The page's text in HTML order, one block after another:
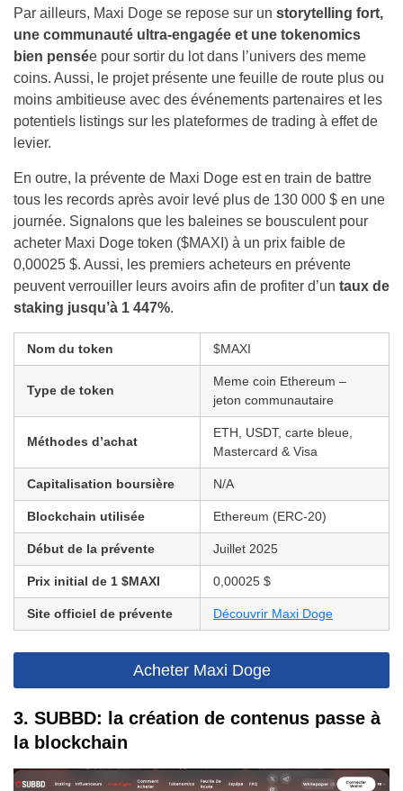
Par ailleurs, Maxi Doge se repose sur un storytelling fort,
une communauté ultra-engagée et une tokenomics
bien pensée pour sortir du lot dans l’univers des meme
coins. Aussi, le projet présente une feuille de route plus ou
moins ambitieuse avec des événements partenaires et les
potentiels listings sur les plateformes de trading à effet de
levier.
En outre, la prévente de Maxi Doge est en train de battre
tous les records après avoir levé plus de 130 000 $ en une
journée. Signalons que les baleines se bousculent pour
acheter Maxi Doge token ($MAXI) à un prix faible de
0,00025 $. Aussi, les premiers acheteurs en prévente
peuvent verrouiller leurs avoirs afin de profiter d’un taux de
staking jusqu’à 1 447%.
Nom du token $MAXI
Type de token
Meme coin Ethereum –
jeton communautaire
Méthodes d’achat
ETH, USDT, carte bleue,
Mastercard & Visa
Capitalisation boursière N/A
Blockchain utilisée Ethereum (ERC-20)
Début de la prévente Juillet 2025
Prix initial de 1 $MAXI 0,00025 $
Site officiel de prévente Découvrir Maxi Doge
Acheter Maxi Doge
3. SUBBD: la création de contenus passe à
la blockchain